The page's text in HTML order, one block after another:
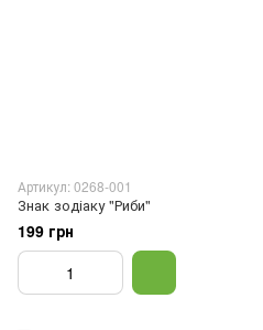
Артикул: 0268-001
Знак зодіаку "Риби"
199 грн